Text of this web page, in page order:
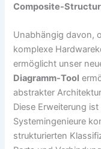
Composite-
Unabhängig davon,
komplexe
ermöglicht unser
Diagramm-Tool
abstrakter
Diese Erweiterung
Systemingenieure
strukturierten